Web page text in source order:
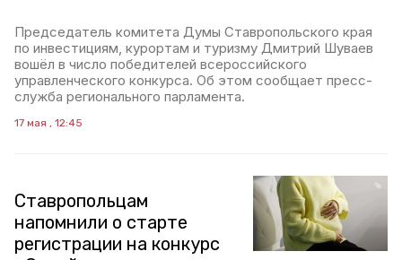
Председатель комитета Думы Ставропольского края
по инвестициям, курортам и туризму Дмитрий Шуваев
вошёл в число победителей всероссийского
управленческого конкурса. Об этом сообщает пресс-
служба регионального парламента.
17 мая , 12:45
Ставропольцам
напомнили о старте
регистрации на конкурс